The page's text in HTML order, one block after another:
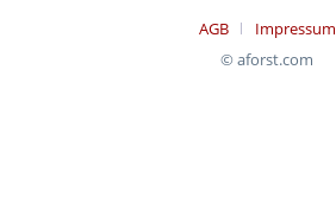
AGB
Impressum
© aforst.com